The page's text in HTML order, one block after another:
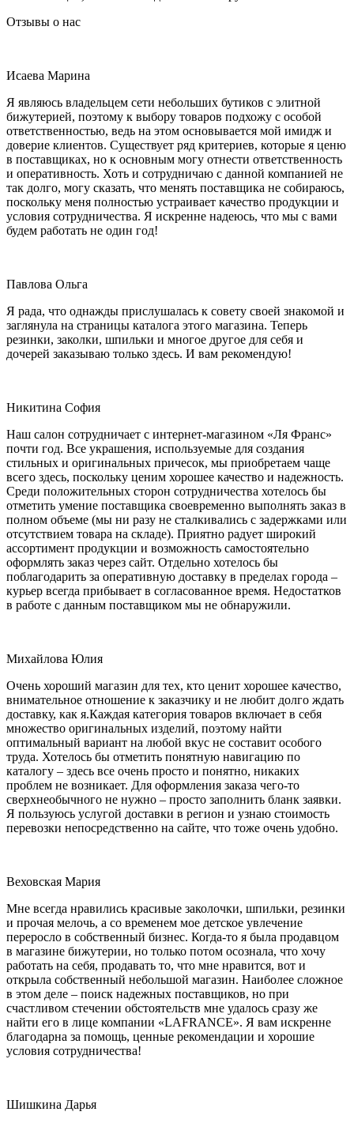
Отзывы о нас
Исаева Марина
Я являюсь владельцем сети небольших бутиков с элитной
бижутерией, поэтому к выбору товаров подхожу с особой
ответственностью, ведь на этом основывается мой имидж и
доверие клиентов. Существует ряд критериев, которые я ценю
в поставщиках, но к основным могу отнести ответственность
и оперативность. Хоть и сотрудничаю с данной компанией не
так долго, могу сказать, что менять поставщика не собираюсь,
поскольку меня полностью устраивает качество продукции и
условия сотрудничества. Я искренне надеюсь, что мы с вами
будем работать не один год!
Павлова Ольга
Я рада, что однажды прислушалась к совету своей знакомой и
заглянула на страницы каталога этого магазина. Теперь
резинки, заколки, шпильки и многое другое для себя и
дочерей заказываю только здесь. И вам рекомендую!
Никитина София
Наш салон сотрудничает с интернет-магазином «Ля Франс»
почти год. Все украшения, используемые для создания
стильных и оригинальных причесок, мы приобретаем чаще
всего здесь, поскольку ценим хорошее качество и надежность.
Среди положительных сторон сотрудничества хотелось бы
отметить умение поставщика своевременно выполнять заказ в
полном объеме (мы ни разу не сталкивались с задержками или
отсутствием товара на складе). Приятно радует широкий
ассортимент продукции и возможность самостоятельно
оформлять заказ через сайт. Отдельно хотелось бы
поблагодарить за оперативную доставку в пределах города –
курьер всегда прибывает в согласованное время. Недостатков
в работе с данным поставщиком мы не обнаружили.
Михайлова Юлия
Очень хороший магазин для тех, кто ценит хорошее качество,
внимательное отношение к заказчику и не любит долго ждать
доставку, как я.Каждая категория товаров включает в себя
множество оригинальных изделий, поэтому найти
оптимальный вариант на любой вкус не составит особого
труда. Хотелось бы отметить понятную навигацию по
каталогу – здесь все очень просто и понятно, никаких
проблем не возникает. Для оформления заказа чего-то
сверхнеобычного не нужно – просто заполнить бланк заявки.
Я пользуюсь услугой доставки в регион и узнаю стоимость
перевозки непосредственно на сайте, что тоже очень удобно.
Веховская Мария
Мне всегда нравились красивые заколочки, шпильки, резинки
и прочая мелочь, а со временем мое детское увлечение
переросло в собственный бизнес. Когда-то я была продавцом
в магазине бижутерии, но только потом осознала, что хочу
работать на себя, продавать то, что мне нравится, вот и
открыла собственный небольшой магазин. Наиболее сложное
в этом деле – поиск надежных поставщиков, но при
счастливом стечении обстоятельств мне удалось сразу же
найти его в лице компании «LAFRANCE». Я вам искренне
благодарна за помощь, ценные рекомендации и хорошие
условия сотрудничества!
Шишкина Дарья